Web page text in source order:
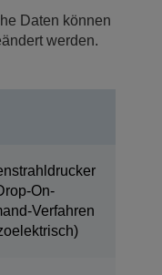
Daten können
werden.
On-
Verfahren